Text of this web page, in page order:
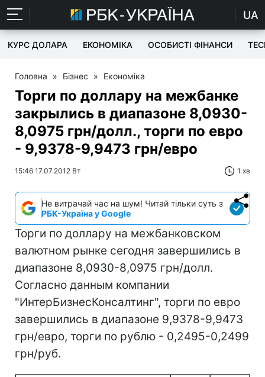
UA
КУРС ДОЛАРА ЕКОНОМІКА ОСОБИСТІ ФІНАНСИ
Головна » Бізнес » Економіка
Торги по доллару на межбанке
закрылись в диапазоне 8,0930-
8,0975 грн/долл., торги по евро
- 9,9378-9,9473 грн/евро
15:46 17.07.2012 Вт 1 хв
Не витрачай час на шум! Читай тільки суть з
РБК-Україна у Google
Торги по доллару на межбанковском
валютном рынке сегодня завершились в
диапазоне 8,0930-8,0975 грн/долл.
Согласно данным компании
"ИнтерБизнесКонсалтинг", торги по евро
завершились в диапазоне 9,9378-9,9473
грн/евро, торги по рублю - 0,2495-0,2499
грн/руб.